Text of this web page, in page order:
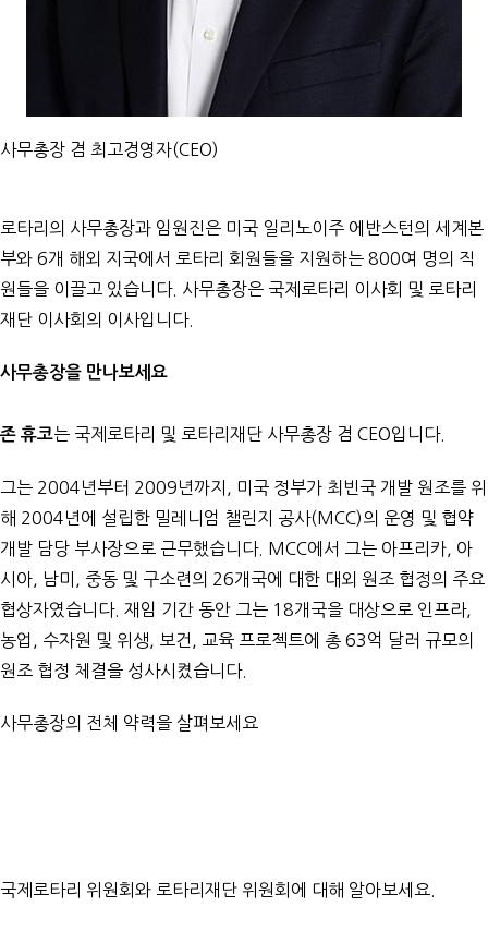
사무총장 겸 최고경영자(CEO)
로타리의 사무총장과 임원진은 미국 일리노이주 에반스턴의 세계본
부와 6개 해외 지국에서 로타리 회원들을 지원하는 800여 명의 직
원들을 이끌고 있습니다. 사무총장은 국제로타리 이사회 및 로타리
재단 이사회의 이사입니다.
사무총장을 만나보세요
존 휴코는 국제로타리 및 로타리재단 사무총장 겸 CEO입니다.
그는 2004년부터 2009년까지, 미국 정부가 최빈국 개발 원조를 위
해 2004년에 설립한 밀레니엄 챌린지 공사(MCC)의 운영 및 협약
개발 담당 부사장으로 근무했습니다. MCC에서 그는 아프리카, 아
시아, 남미, 중동 및 구소련의 26개국에 대한 대외 원조 협정의 주요
협상자였습니다. 재임 기간 동안 그는 18개국을 대상으로 인프라,
농업, 수자원 및 위생, 보건, 교육 프로젝트에 총 63억 달러 규모의
원조 협정 체결을 성사시켰습니다.
사무총장의 전체 약력을 살펴보세요
국제로타리 위원회 와 로타리재단 위원회 에 대해 알아보세요.